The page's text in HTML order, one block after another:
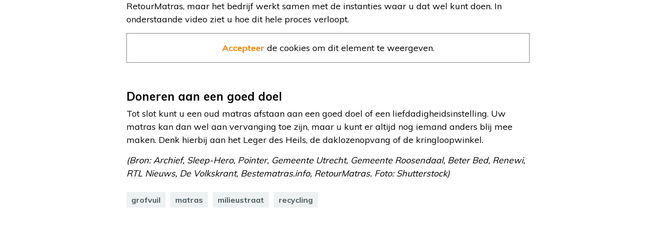
RetourMatras, maar het bedrijf werkt samen met de instanties waar u dat wel kunt doen. In
onderstaande video ziet u hoe dit hele proces verloopt.
Accepteer de cookies om dit element te weergeven.
Doneren aan een goed doel
Tot slot kunt u een oud matras afstaan aan een goed doel of een liefdadigheidsinstelling. Uw
matras kan dan wel aan vervanging toe zijn, maar u kunt er altijd nog iemand anders blij mee
maken. Denk hierbij aan het Leger des Heils, de daklozenopvang of de kringloopwinkel.
(Bron: Archief, Sleep-Hero, Pointer, Gemeente Utrecht, Gemeente Roosendaal, Beter Bed, Renewi,
RTL Nieuws, De Volkskrant, Bestematras.info, RetourMatras. Foto: Shutterstock)
grofvuil matras milieustraat recycling